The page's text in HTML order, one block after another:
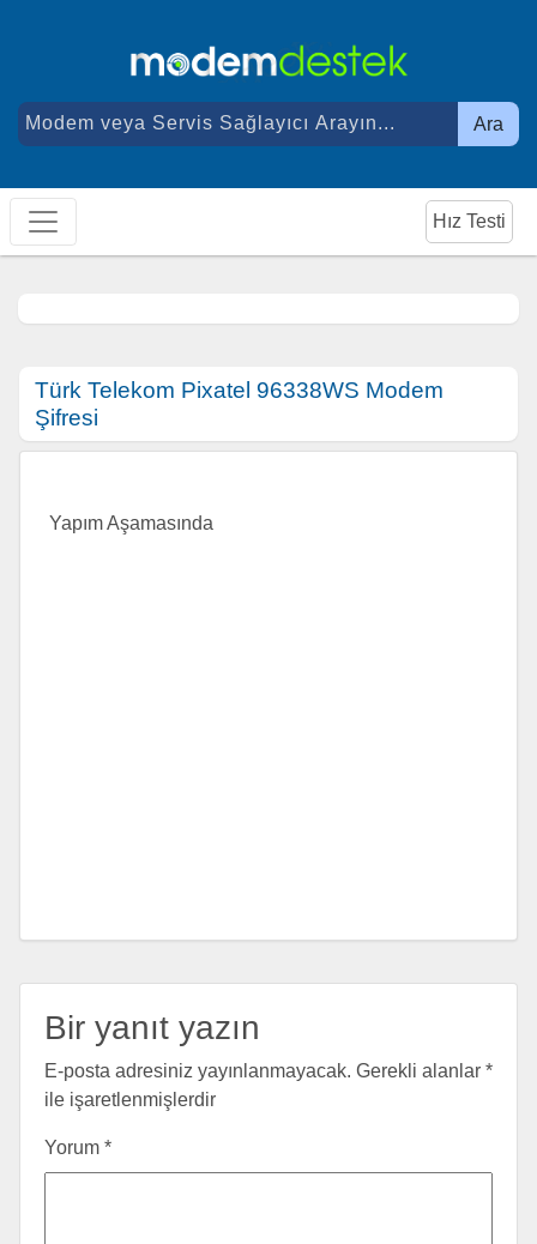
Ara
Hız Testi
Türk Telekom Pixatel 96338WS Modem
Şifresi
Yapım Aşamasında
Bir yanıt yazın
E-posta adresiniz yayınlanmayacak. Gerekli alanlar *
ile işaretlenmişlerdir
Yorum *